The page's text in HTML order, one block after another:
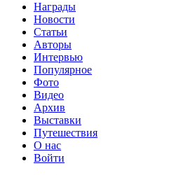
Награды
Новости
Статьи
Авторы
Интервью
Популярное
Фото
Видео
Архив
Выставки
Путешествия
О нас
Войти